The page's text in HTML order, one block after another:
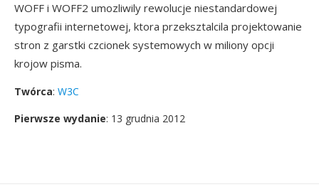
WOFF i WOFF2 umozliwily rewolucje niestandardowej
typografii internetowej, ktora przeksztalcila projektowanie
stron z garstki czcionek systemowych w miliony opcji
krojow pisma.
Twórca: W3C
Pierwsze wydanie: 13 grudnia 2012